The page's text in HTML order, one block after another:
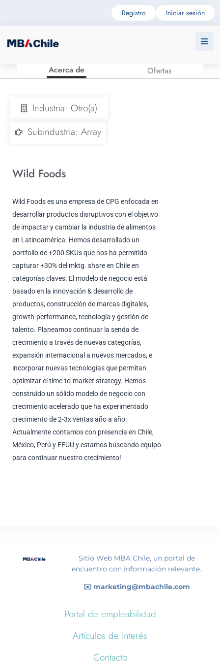
Registro Iniciar sesión
Acerca de Ofertas
Industria: Otro(a)
Subindustria: Array
Wild Foods
Wild Foods es una empresa de CPG enfocada en
desarrollar productos disruptivos con el objetivo
de impactar y cambiar la industria de alimentos
en Latinoamérica. Hemos desarrollado un
portfolio de +200 SKUs que nos ha permitido
capturar +30% del mktg. share en Chile en
categorías claves. El modelo de negocio está
basado en la innovación & desarrollo de
productos, construcción de marcas digitales,
growth-performance, tecnología y gestión de
talento. Planeamos continuar la senda de
crecimiento a través de nuevas categorías,
expansión internacional a nuevos mercados, e
incorporar nuevas tecnologías que permitan
optimizar el time-to-market strategy. Hemos
construido un sólido modelo de negocio con
crecimiento acelerado que ha experimentado
crecimiento de 2-3x ventas año a año.
Actualmente contamos con presencia en Chile,
México, Perú y EEUU y estamos buscando equipo
para continuar nuestro crecimiento!
Sitio Web MBA Chile, un portal de
encuentro con información relevante.
✉️ marketing@mbachile.com
Portal de empleabilidad
Artículos de interés
Contacto